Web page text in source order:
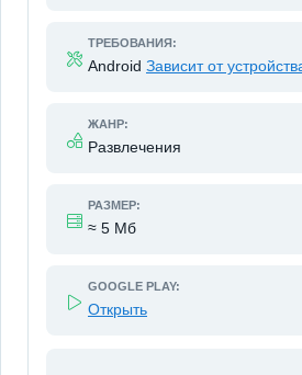
ТРЕБОВАНИЯ:
Android Зависит от
ЖАНР:
Развлечения
РАЗМЕР:
≈ 5 Мб
GOOGLE PLAY:
Открыть